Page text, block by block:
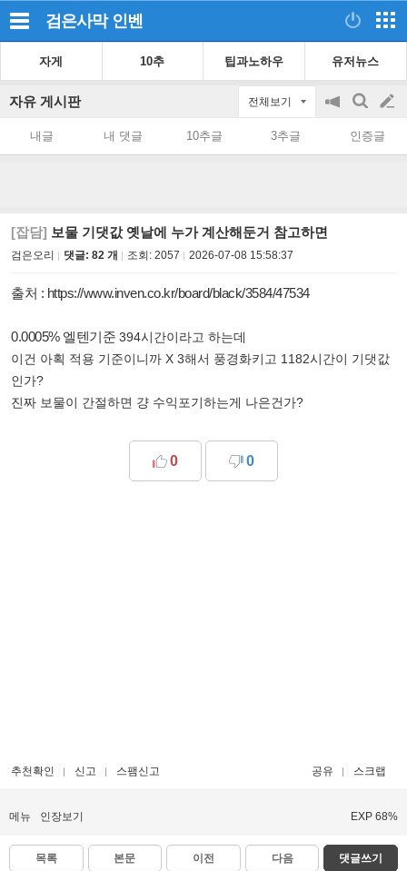
검은사막 인벤
자게 10추 팁과노하우 유저뉴스
자유 게시판 전체보기
공
on/off
검
색
글
쓰
내글 내 댓글 10추글 3추글 인증글
[잡담] 보물 기댓값 옛날에 누가 계산해둔거 참고하면
검은오리 댓글: 82 개 조회: 2057 2026-07-08 15:58:37
출처 : https://www.inven.co.kr/board/black/3584/47534
0.0005% 엘텐기준 394시간이라고 하는데
이건 아획 적용 기준이니까 X 3해서 풍경화키고 1182시간이 기댓값
인가?
진짜 보물이 간절하면 걍 수익포기하는게 나은건가?
0 0
추천확인 신고 스팸신고 공유 스크랩
메뉴 인장보기 EXP 68%
목록 본문 이전 다음 댓글쓰기